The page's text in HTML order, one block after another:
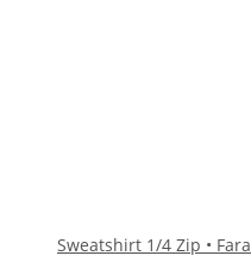
Sweatshirt 1/4 Zip •